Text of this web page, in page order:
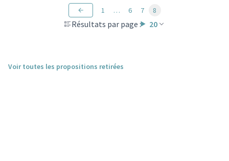
Résultats par page : 20
1 … 6 7 8
Voir toutes les propositions retirées